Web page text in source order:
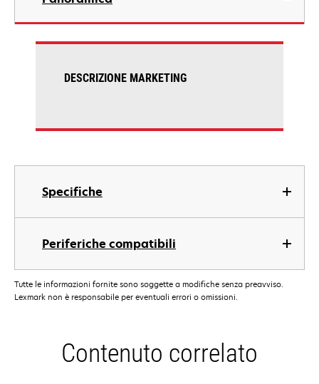
Specifiche
Periferiche compatibili
DESCRIZIONE MARKETING
Tutte le informazioni fornite sono soggette a modifiche senza preavviso.
Lexmark non è responsabile per eventuali errori o omissioni.
Contenuto correlato